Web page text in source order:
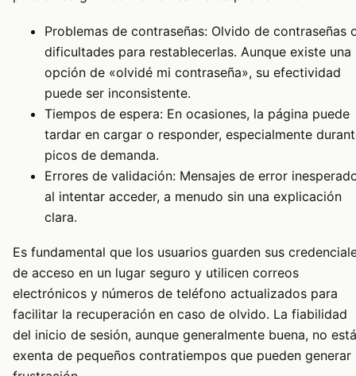
Problemas de contraseñas: Olvido de contraseñas
dificultades para restablecerlas. Aunque existe una
opción de «olvidé mi contraseña», su efectividad
puede ser inconsistente.
Tiempos de espera: En ocasiones, la página puede
tardar en cargar o responder, especialmente
picos de demanda.
Errores de validación: Mensajes de error
al intentar acceder, a menudo sin una explicación
clara.
Es fundamental que los usuarios guarden sus
de acceso en un lugar seguro y utilicen correos
electrónicos y números de teléfono actualizados para
facilitar la recuperación en caso de olvido. La fiabilidad
del inicio de sesión, aunque generalmente buena, no está
exenta de pequeños contratiempos que pueden generar